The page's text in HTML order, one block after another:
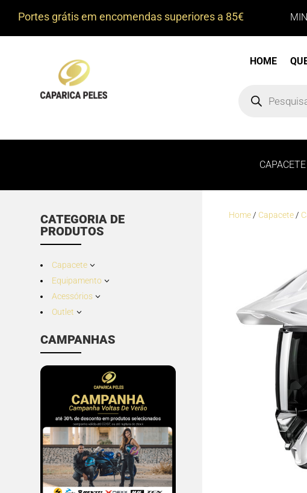
Portes grátis em encomendas superiores a 85€
HOME
search
CAPACETE
CATEGORIA DE
PRODUTOS
Capacete 3
Equipamento 3
Acessórios 3
Outlet 3
CAMPANHAS
Home / Capacete /